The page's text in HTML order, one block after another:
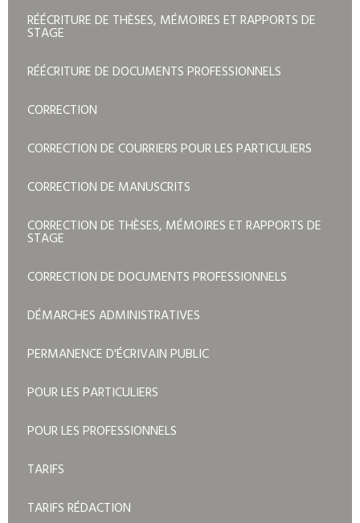
RÉÉCRITURE DE THÈSES, MÉMOIRES ET RAPPORTS DE
STAGE
RÉÉCRITURE DE DOCUMENTS PROFESSIONNELS
CORRECTION
CORRECTION DE COURRIERS POUR LES PARTICULIERS
CORRECTION DE MANUSCRITS
CORRECTION DE THÈSES, MÉMOIRES ET RAPPORTS DE
STAGE
CORRECTION DE DOCUMENTS PROFESSIONNELS
DÉMARCHES ADMINISTRATIVES
PERMANENCE D'ÉCRIVAIN PUBLIC
POUR LES PARTICULIERS
POUR LES PROFESSIONNELS
TARIFS
TARIFS RÉDACTION